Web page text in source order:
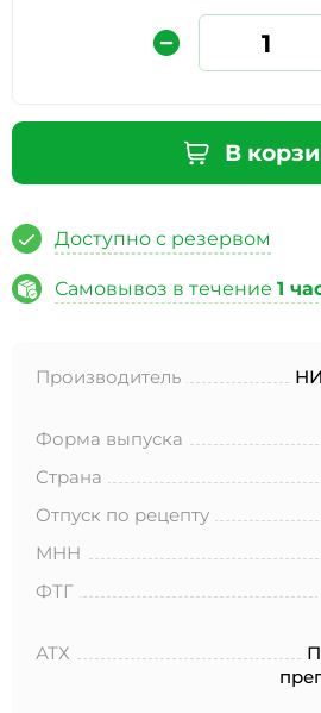
В
Доступно с резервом
Самовывоз в течение 1
Производитель
Форма выпуска
Страна
Отпуск по рецепту
МНН
ФТГ
АТХ
Защита от автоматических
соответствии с Федеральным
№152-ФЗ «О персональных
персональных